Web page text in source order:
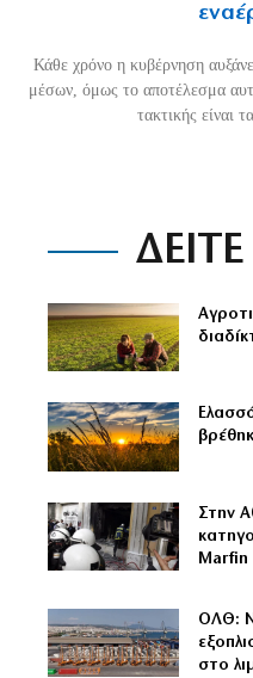
Κάθε χρόνο η κυβέρνηση
μέσων, όμως το αποτέλεσμα
τακτικής είναι
Στην
Marfin
ΟΛΘ:
στο